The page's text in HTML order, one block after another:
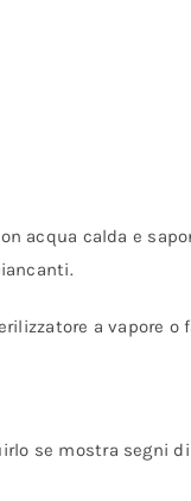
acqua calda e
a vapore
se mostra segni